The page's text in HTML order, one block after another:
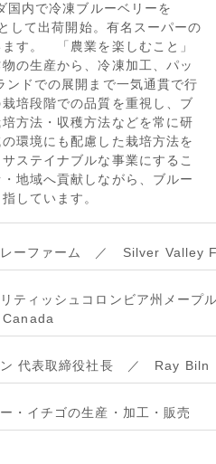
国内で冷凍ブルーベリーを
して出荷開始。有名スーパーの
す。 「農業を楽しむこと」
の生産から、冷凍加工、パッ
ドでの展開まで一気通貫で行
培段階での品質を重視し、ブ
方法・収穫方法などを常に研
環境にも配慮した栽培方法を
ステイナブルな事業にするこ
地域へ貢献しながら、ブルー
しています。
レーファーム ／ Silver Valley
ティッシュコロンビア州メープ
ン 代表取締役社長 ／ Ray Biln
・イチゴの生産・加工・販売